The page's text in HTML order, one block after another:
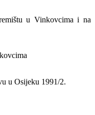
u Vinkovcima i na
u Osijeku 1991/2.